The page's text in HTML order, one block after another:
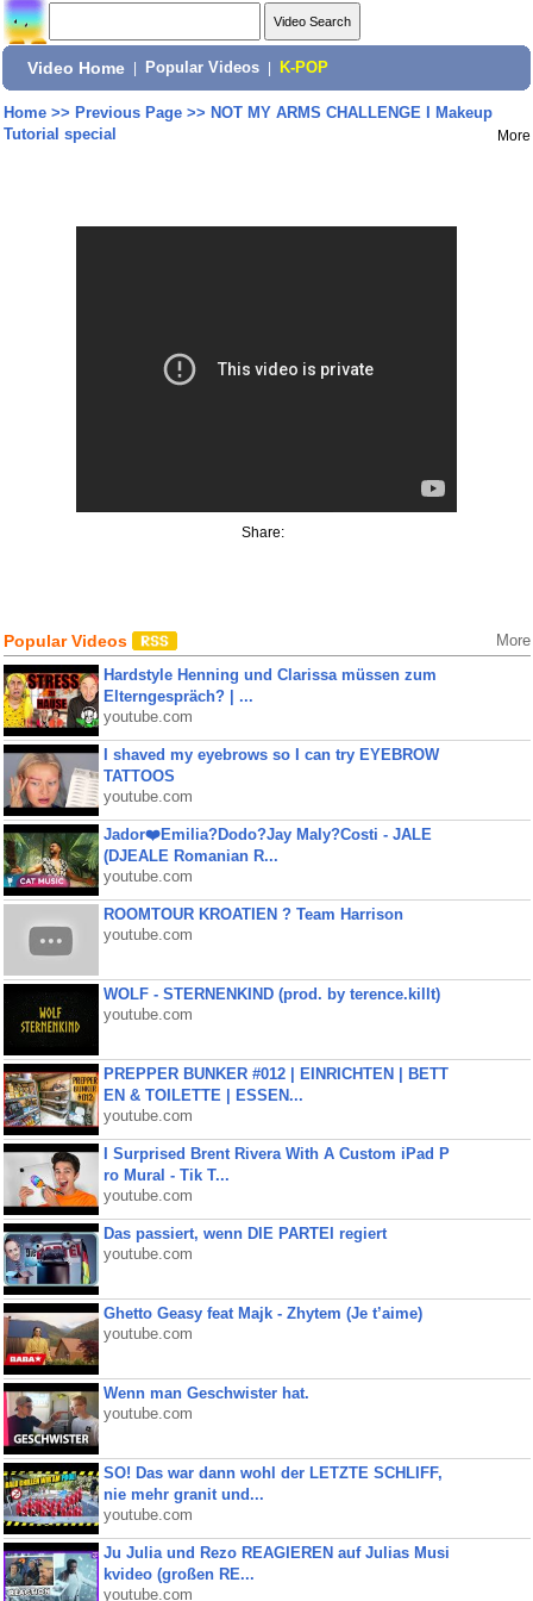
Video Home Popular Videos K-POP
Home>> Previous Page>> NOT MY ARMS CHALLENGE I Makeup
Tutorial special
More
Share:
Popular Videos More
Hardstyle Henning und Clarissa müssen zum
Elterngespräch? | ...
youtube.com
I shaved my eyebrows so I can try EYEBROW
TATTOOS
youtube.com
Jador❤️Emilia?Dodo?Jay Maly?Costi - JALE
(DJEALE Romanian R...
youtube.com
ROOMTOUR KROATIEN ? Team Harrison
youtube.com
WOLF - STERNENKIND (prod. by terence.killt)
youtube.com
PREPPER BUNKER #012 | EINRICHTEN | BETT
EN & TOILETTE | ESSEN...
youtube.com
I Surprised Brent Rivera With A Custom iPad P
ro Mural - Tik T...
youtube.com
Das passiert, wenn DIE PARTEI regiert
youtube.com
Ghetto Geasy feat Majk - Zhytem (Je t’aime)
youtube.com
Wenn man Geschwister hat.
youtube.com
SO! Das war dann wohl der LETZTE SCHLIFF,
nie mehr granit und...
youtube.com
Ju Julia und Rezo REAGIEREN auf Julias Musi
kvideo (großen RE...
youtube.com